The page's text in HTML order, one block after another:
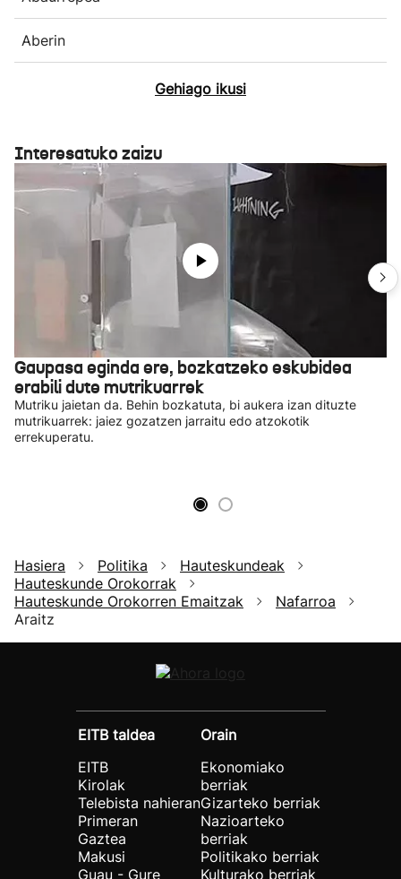
Aberin
Gehiago ikusi
Interesatuko zaizu
Gaupasa eginda ere, bozkatzeko eskubidea
erabili dute mutrikuarrek
Mutriku jaietan da. Behin bozkatuta, bi aukera izan dituzte
mutrikuarrek: jaiez gozatzen jarraitu edo atzokotik
errekuperatu.
Hasiera Politika
Hauteskundeak
Hauteskunde Orokorrak
Hauteskunde Orokorren Emaitzak
Nafarroa
Araitz
EITB taldea
EITB
Kirolak
Telebista nahieran
Primeran
Gaztea
Makusi
Guau - Gure
Orain
Ekonomiako
berriak
Gizarteko berriak
Nazioarteko
berriak
Politikako berriak
Kulturako berriak